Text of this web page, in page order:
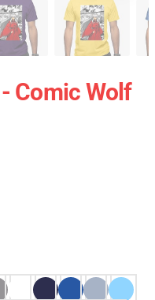
Comic Wolf